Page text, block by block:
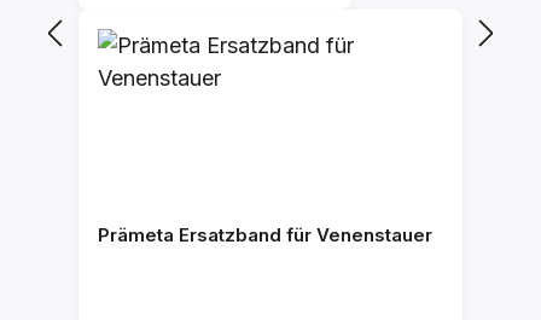
Prämeta Ersatzband für Venenstauer